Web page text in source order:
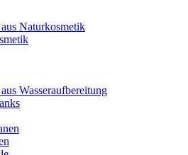
Naturkosmetik
Wasseraufbereitung